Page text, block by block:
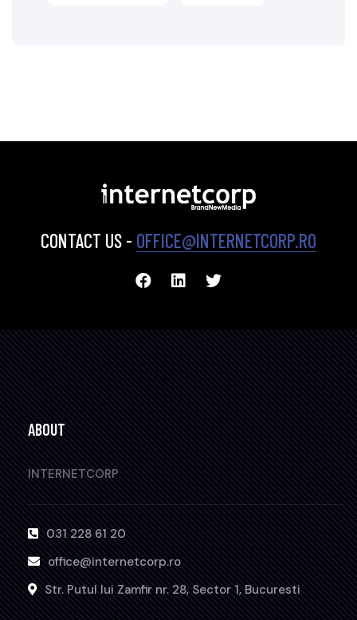
CONTACT US - OFFICE@INTERNETCORP.RO
ABOUT
INTERNETCORP
031 228 61 20
office@internetcorp.ro
Str. Putul lui Zamfir nr. 28, Sector 1, Bucuresti